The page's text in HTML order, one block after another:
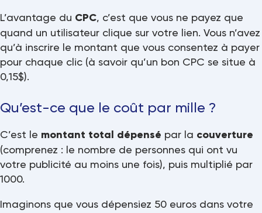
L’avantage du CPC, c’est que vous ne payez que
quand un utilisateur clique sur votre lien. Vous n’avez
qu’à inscrire le montant que vous consentez à payer
pour chaque clic (à savoir qu’un bon CPC se situe à
0,15$).
Qu’est-ce que le coût par mille ?
C’est le montant total dépensé par la couverture
(comprenez : le nombre de personnes qui ont vu
votre publicité au moins une fois), puis multiplié par
1000.
Imaginons que vous dépensiez 50 euros dans votre